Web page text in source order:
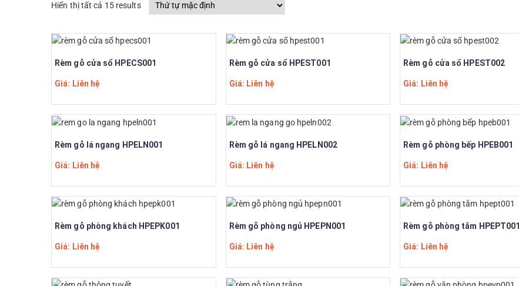
Hiển thị tất cả 15 results
Rèm gỗ cửa sổ HPECS001
Giá: Liên hệ
Rèm gỗ cửa sổ HPEST001
Giá: Liên hệ
Rèm gỗ cửa sổ HPEST002
Giá: Liên hệ
Rèm gỗ lá ngang HPELN001
Giá: Liên hệ
Rèm gỗ lá ngang HPELN002
Giá: Liên hệ
Rèm gỗ phòng bếp HPEB001
Giá: Liên hệ
Rèm gỗ phòng khách HPEPK001
Giá: Liên hệ
Rèm gỗ phòng ngủ HPEPN001
Giá: Liên hệ
Rèm gỗ phòng tắm HPEPT001
Giá: Liên hệ